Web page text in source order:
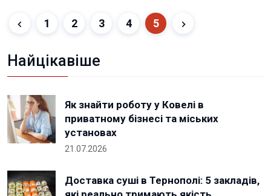
1 2 3 4 5
Найцікавіше
Як знайти роботу у Ковелі в
приватному бізнесі та міських
установах
21.07.2026
Доставка суші в Тернополі: 5 закладів,